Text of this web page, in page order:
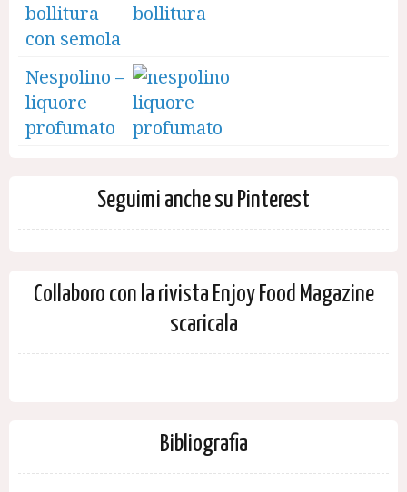
bollitura
con semola
Nespolino –
liquore
profumato
Seguimi anche su Pinterest
Collaboro con la rivista Enjoy Food Magazine
scaricala
Bibliografia